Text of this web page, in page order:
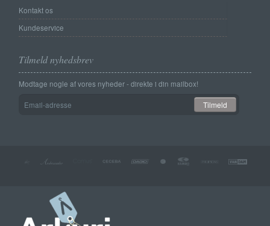
Kontakt os
Kundeservice
Tilmeld nyhedsbrev
Modtage nogle af vores nyheder - direkte i din mailbox!
adresse
Tilmeld